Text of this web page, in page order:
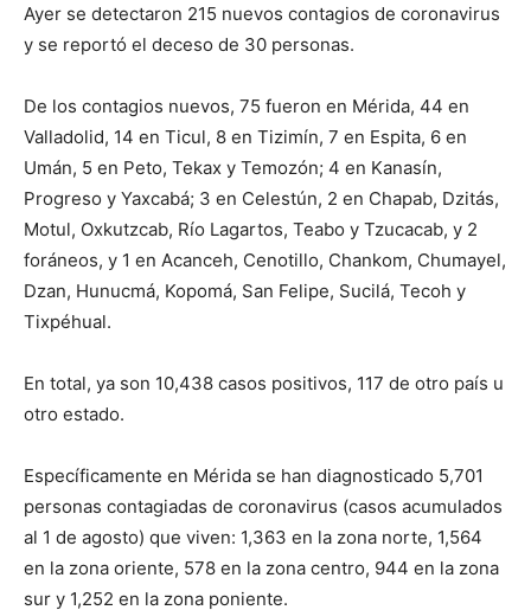
Ayer se detectaron 215 nuevos contagios de coronavirus
y se reportó el deceso de 30 personas.
De los contagios nuevos, 75 fueron en Mérida, 44 en
Valladolid, 14 en Ticul, 8 en Tizimín, 7 en Espita, 6 en
Umán, 5 en Peto, Tekax y Temozón; 4 en Kanasín,
Progreso y Yaxcabá; 3 en Celestún, 2 en Chapab, Dzitás,
Motul, Oxkutzcab, Río Lagartos, Teabo y Tzucacab, y 2
foráneos, y 1 en Acanceh, Cenotillo, Chankom, Chumayel,
Dzan, Hunucmá, Kopomá, San Felipe, Sucilá, Tecoh y
Tixpéhual.
En total, ya son 10,438 casos positivos, 117 de otro país u
otro estado.
Específicamente en Mérida se han diagnosticado 5,701
personas contagiadas de coronavirus (casos acumulados
al 1 de agosto) que viven: 1,363 en la zona norte, 1,564
en la zona oriente, 578 en la zona centro, 944 en la zona
sur y 1,252 en la zona poniente.